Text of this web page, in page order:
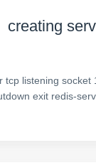
listening
exit redis-